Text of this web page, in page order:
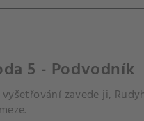
5 - Podvodník
zavede ji,